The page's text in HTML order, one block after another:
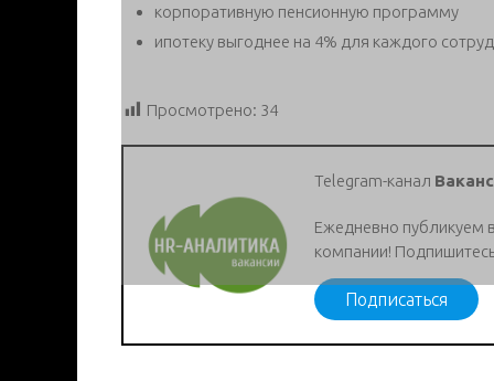
корпоративную пенсионную программу
ипотеку выгоднее на 4% для каждого
Просмотрено: 34
Telegram-канал
Ежедневно публикуем
компании!
Подписаться